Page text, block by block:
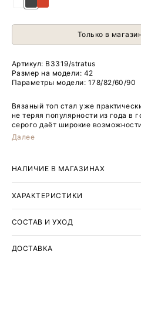
Только в
Артикул: B3319/stratus
Размер на модели: 42
Параметры модели: 178/82/60/90
Вязаный топ стал уже
не теряя популярности из года в
серого даёт широкие
Натуральный лён и тенсел делают
Минималистичная прямая модель
горло имеет удлинённый фасон:
Завершить образ с топом можно
и льняными юбками, а также
Далее
НАЛИЧИЕ В МАГАЗИНАХ
ХАРАКТЕРИСТИКИ
СОСТАВ И УХОД
ДОСТАВКА